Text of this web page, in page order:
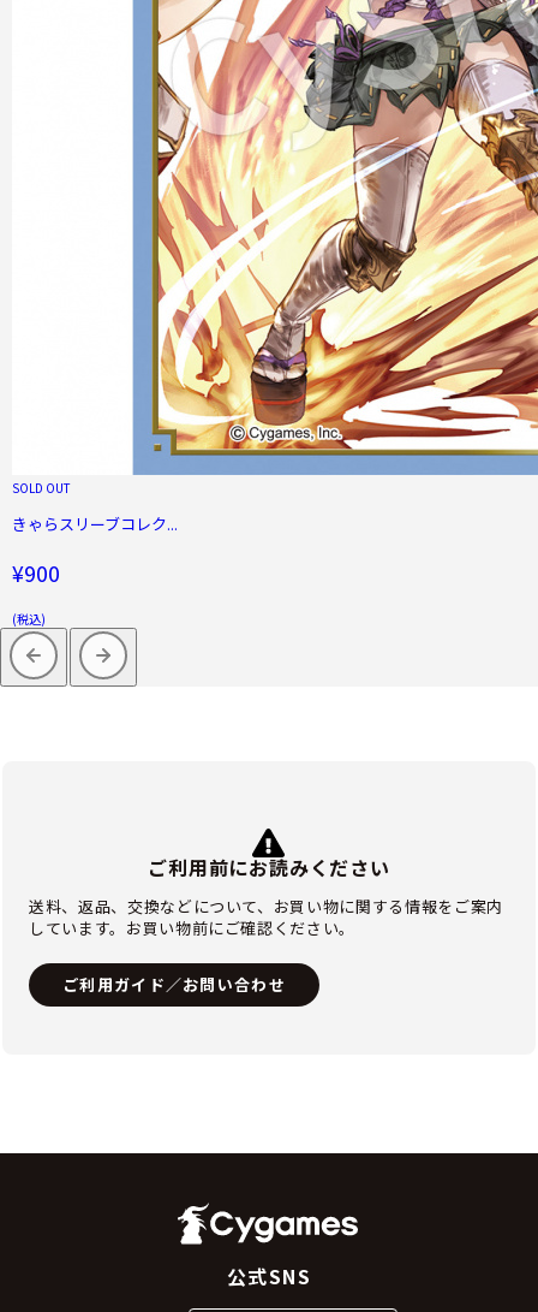
SOLD OUT
きゃらスリーブコレク...
¥900
(税込)
ご利用前にお読みください
送料、返品、交換などについて、お買い物に関する情報をご案内
しています。お買い物前にご確認ください。
ご利用ガイド／お問い合わせ
公式SNS